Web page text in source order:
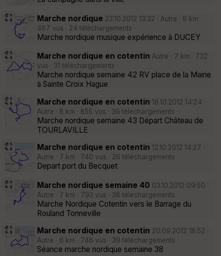
Marche nordique 23.10.2012 13:32 · Autre · 8 km ·
467 vus · 24 téléchargements ·
Marche nordique musique expérience à DUCEY
Marche nordique en cotentin Autre · 7 km · 732
vus · 31 téléchargements ·
Marche nordique semaine 42 RV place de la Mairie
à Sainte Croix Hague
Marche nordique en cotentin 18.10.2012 14:24 ·
Autre · 8 km · 855 vus · 36 téléchargements ·
Marche nordique semaine 43 Départ Château de
TOURLAVILLE
Marche nordique en cotentin 12.10.2012 14:27 ·
Autre · 7 km · 740 vus · 26 téléchargements ·
Depart port du Becquet
Marche nordique semaine 40 03.10.2012 09:50 ·
Autre · 7 km · 793 vus · 38 téléchargements ·
Marche Nordique Cotentin vers le Barrage du
Rouland Tonneville
Marche nordique en cotentin 20.09.2012 18:52 ·
Autre · 6 km · 746 vus · 39 téléchargements ·
Séance marche nordique semaine 38